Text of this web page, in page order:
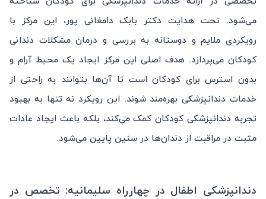
می‌شود. تحت هدایت دکتر بابک دامغانی پور، این مرکز با
رویکردی ملایم و دوستانه به بررسی و درمان مشکلات دندانی
کودکان می‌پردازد. هدف اصلی این مرکز ایجاد یک محیط آرام و
بدون استرس برای کودکان است تا آن‌ها بتوانند به راحتی از
خدمات دندانپزشکی بهره‌مند شوند. این رویکرد نه تنها به بهبود
تجربه دندانپزشکی کودکان کمک می‌کند، بلکه باعث ایجاد عادات
مثبت در مراقبت از دندان‌ها در سنین پایین می‌شود.
دندانپزشکی اطفال در چهارراه سلیمانیه: تخصص در